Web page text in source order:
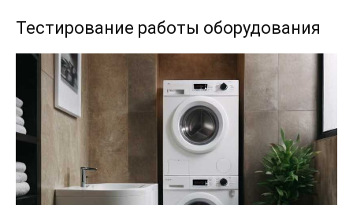
Тестирование работы оборудования